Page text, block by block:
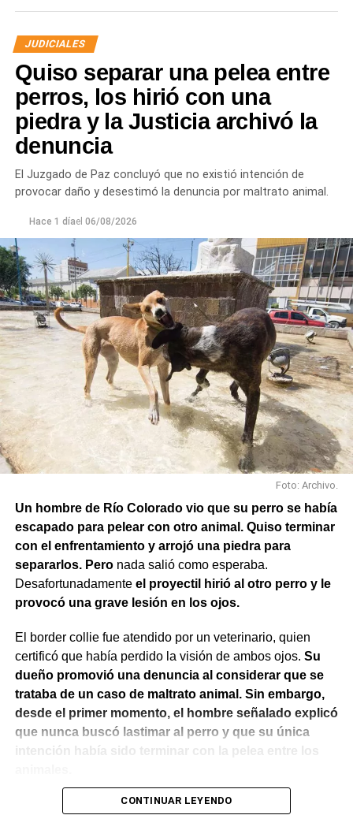
JUDICIALES
Quiso separar una pelea entre
perros, los hirió con una
piedra y la Justicia archivó la
denuncia
El Juzgado de Paz concluyó que no existió intención de
provocar daño y desestimó la denuncia por maltrato animal.
Hace 1 díael 06/08/2026
Foto: Archivo.
Un hombre de Río Colorado vio que su perro se había
escapado para pelear con otro animal. Quiso terminar
con el enfrentamiento y arrojó una piedra para
separarlos. Peronada salió como esperaba.
Desafortunadamente el proyectil hirió al otro perro y le
provocó una grave lesión en los ojos.
El border collie fue atendido por un veterinario, quien
certificó que había perdido la visión de ambos ojos. Su
dueño promovió una denuncia al considerar que se
trataba de un caso de maltrato animal. Sin embargo,
desde el primer momento, el hombre señalado explicó
que nunca buscó lastimar al perro y que su única
intención había sido terminar con la pelea entre los
El Juzgado de Paz analizó el caso y resolvió desestimar
CONTINUAR LEYENDO